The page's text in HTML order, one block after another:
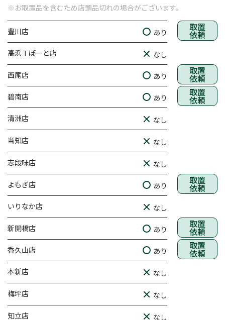
※お取置品を含むため店頭品切れの場合がございます。
豊川店 あり 取置
依頼
高浜Ｔぽーと店 なし
西尾店 あり 取置
依頼
碧南店 あり 取置
依頼
清洲店 なし
当知店 なし
志段味店 なし
よもぎ店 あり 取置
依頼
いりなか店 なし
新開橋店 あり 取置
依頼
香久山店 あり 取置
依頼
本新店 なし
梅坪店 なし
知立店 なし